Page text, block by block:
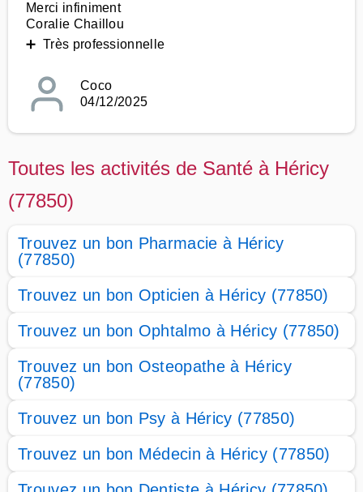
Merci infiniment
Coralie Chaillou
➕ Très professionnelle
Coco
04/12/2025
Toutes les activités de Santé à Héricy
(77850)
Trouvez un bon Pharmacie à Héricy
(77850)
Trouvez un bon Opticien à Héricy (77850)
Trouvez un bon Ophtalmo à Héricy (77850)
Trouvez un bon Osteopathe à Héricy
(77850)
Trouvez un bon Psy à Héricy (77850)
Trouvez un bon Médecin à Héricy (77850)